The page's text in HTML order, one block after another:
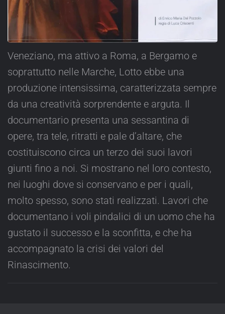
Veneziano, ma attivo a Roma, a Bergamo e
soprattutto nelle Marche, Lotto ebbe una
produzione intensissima, caratterizzata sempre
da una creatività sorprendente e arguta. Il
documentario presenta una sessantina di
opere, tra tele, ritratti e pale d’altare, che
costituiscono circa un terzo dei suoi lavori
giunti fino a noi. Si mostrano nel loro contesto,
nei luoghi dove si conservano e per i quali,
molto spesso, sono stati realizzati. Lavori che
documentano i voli pindalici di un uomo che ha
gustato il successo e la sconfitta, e che ha
accompagnato la crisi dei valori del
Rinascimento.